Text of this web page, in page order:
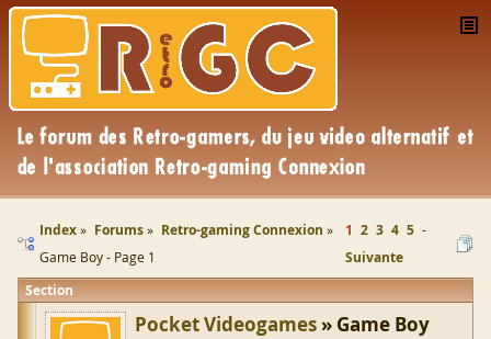
Index Forums Retro-gaming Connexion
Game Boy - Page 1
1 2 3 4 5
Suivante
Section
Pocket Videogames Game Boy